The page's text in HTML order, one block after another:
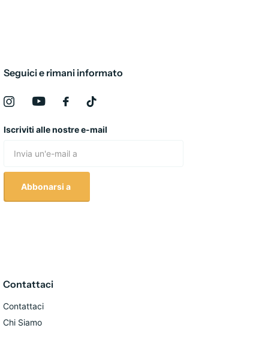
Seguici e rimani informato
Iscriviti alle nostre e-mail
Abbonarsi a
Contattaci
Contattaci
Chi Siamo